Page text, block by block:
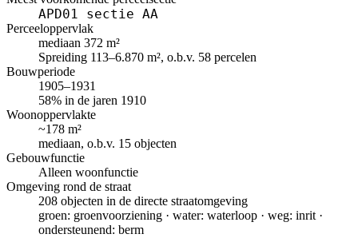
APD01 sectie AA
Perceeloppervlak
mediaan 372 m²
Spreiding 113–6.870 m², o.b.v. 58 percelen
Bouwperiode
1905–1931
58% in de jaren 1910
Woonoppervlakte
~178 m²
mediaan, o.b.v. 15 objecten
Gebouwfunctie
Alleen woonfunctie
Omgeving rond de straat
208 objecten in de directe straatomgeving
groen: groenvoorziening · water: waterloop · weg: inrit ·
ondersteunend: berm